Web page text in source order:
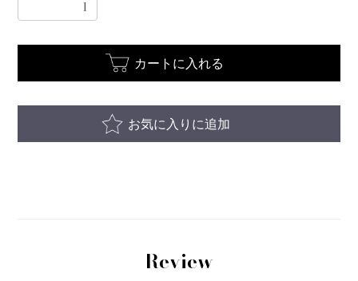
カートに入れる
お気に入りに追加
Review